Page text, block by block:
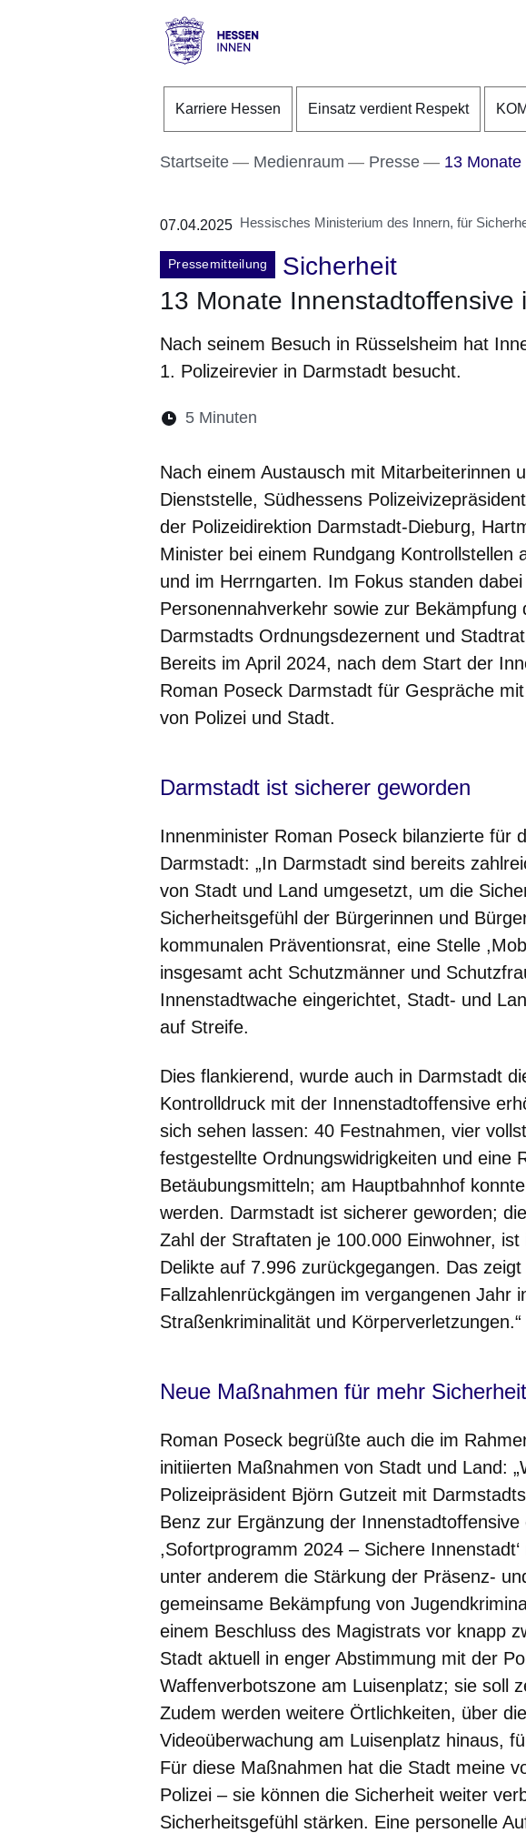
Direkt zum Kopf der Seite
Direkt zum Inhalt
Direkt zum Fuß der Seite
Innen
Karriere Hessen Einsatz verdient Respekt
Startseite Medienraum Presse 13
07.04.2025 Hessisches Ministerium des Innern, für
Pressemitteilung
Sicherheit
13 Monate Innenstadtoffensive
Nach seinem Besuch in Rüsselsheim hat
1. Polizeirevier in Darmstadt besucht.
Lesedauer:
5 Minuten
Nach einem Austausch mit Mitarbeiterinnen
Dienststelle, Südhessens
der Polizeidirektion Darmstadt-Dieburg,
Minister bei einem Rundgang Kontrollstellen
und im Herrngarten. Im Fokus standen
Personennahverkehr sowie zur
Darmstadts Ordnungsdezernent und
Bereits im April 2024, nach dem Start der
Roman Poseck Darmstadt für Gespräche
von Polizei und Stadt.
Darmstadt ist sicherer geworden
Innenminister Roman Poseck bilanzierte für
Darmstadt: „In Darmstadt sind bereits
von Stadt und Land umgesetzt, um die
Sicherheitsgefühl der Bürgerinnen und
kommunalen Präventionsrat, eine Stelle
insgesamt acht Schutzmänner und
Innenstadtwache eingerichtet, Stadt- und
auf Streife.
Dies flankierend, wurde auch in Darmstadt
Kontrolldruck mit der Innenstadtoffensive
sich sehen lassen: 40 Festnahmen, vier
festgestellte Ordnungswidrigkeiten und eine
Betäubungsmitteln; am Hauptbahnhof
werden. Darmstadt ist sicherer geworden;
Zahl der Straftaten je 100.000 Einwohner,
Delikte auf 7.996 zurückgegangen. Das
Fallzahlenrückgängen im vergangenen Jahr
Straßenkriminalität und Körperverletzungen.“
Neue Maßnahmen für mehr Sicherheit
Roman Poseck begrüßte auch die im
initiierten Maßnahmen von Stadt und Land:
Polizeipräsident Björn Gutzeit mit
Benz zur Ergänzung der Innenstadtoffensive
,Sofortprogramm 2024 – Sichere
unter anderem die Stärkung der Präsenz-
gemeinsame Bekämpfung von
einem Beschluss des Magistrats vor knapp
Stadt aktuell in enger Abstimmung mit der
Waffenverbotszone am Luisenplatz; sie soll
Zudem werden weitere Örtlichkeiten, über
Videoüberwachung am Luisenplatz hinaus,
Für diese Maßnahmen hat die Stadt meine
Polizei – sie können die Sicherheit weiter
Sicherheitsgefühl stärken. Eine personelle